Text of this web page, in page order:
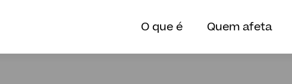
O que é Quem afeta